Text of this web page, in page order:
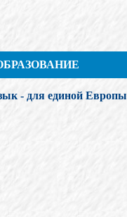
- для единой Европы